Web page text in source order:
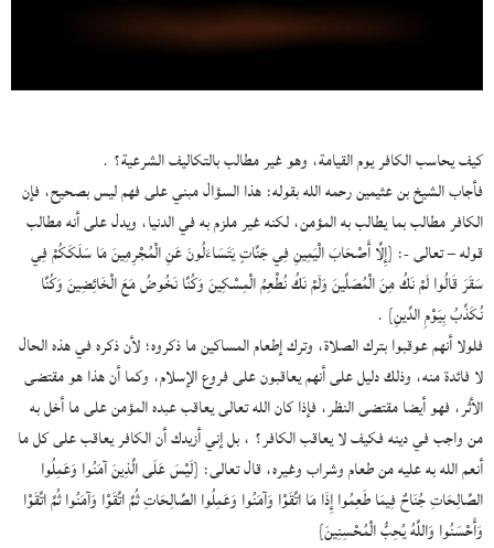
كيف يحاسب الكافر يوم القيامة، وهو غير مطالب بالتكاليف الشرعية؟ .
فأجاب الشيخ بن عثيمين رحمه الله بقوله: هذا السؤال مبني على فهم ليس بصحيح، فإن
الكافر مطالب بما يطالب به المؤمن، لكنه غير ملزم به في الدنيا، ويدل على أنه مطالب
قوله – تعالى -: {إِلَّا أَصْحَابَ الْيَمِينِ فِي جَنَّاتٍ يَتَسَاءَلُونَ عَنِ الْمُجْرِمِينَ مَا سَلَكَكُمْ فِي
سَقَرَ قَالُوا لَمْ نَكُ مِنَ الْمُصَلِّينَ وَلَمْ نَكُ نُطْعِمُ الْمِسْكِينَ وَكُنَّا نَخُوضُ مَعَ الْخَائِضِينَ وَكُنَّا
نُكَذِّبُ بِيَوْمِ الدِّينِ} .
فلولا أنهم عوقبوا بترك الصلاة، وترك إطعام المساكين ما ذكروه؛ لأن ذكره في هذه الحال
لا فائدة منه، وذلك دليل على أنهم يعاقبون على فروع الإسلام، وكما أن هذا هو مقتضى
الأثر، فهو أيضا مقتضى النظر، فإذا كان الله تعالى يعاقب عبده المؤمن على ما أخل به
من واجب في دينه فكيف لا يعاقب الكافر؟ ، بل إني أزيدك أن الكافر يعاقب على كل ما
أنعم الله به عليه من طعام وشراب وغيره، قال تعالى: {لَيْسَ عَلَى الَّذِينَ آمَنُوا وَعَمِلُوا
الصَّالِحَاتِ جُنَاحٌ فِيمَا طَعِمُوا إِذَا مَا اتَّقَوْا وَآمَنُوا وَعَمِلُوا الصَّالِحَاتِ ثُمَّ اتَّقَوْا وَآمَنُوا ثُمَّ اتَّقَوْا
وَأَحْسَنُوا وَاللَّهُ يُحِبُّ الْمُحْسِنِينَ}